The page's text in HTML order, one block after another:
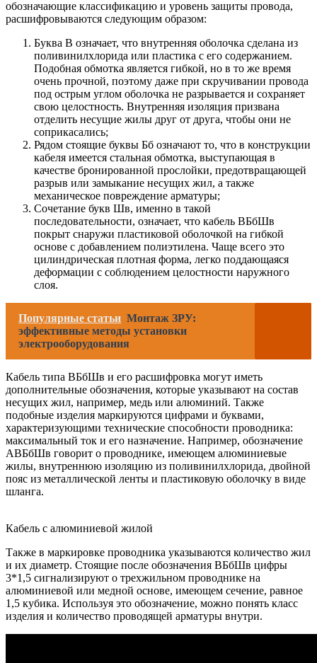
обозначающие классификацию и уровень защиты провода,
расшифровываются следующим образом:
Буква В означает, что внутренняя оболочка сделана из
поливинилхлорида или пластика с его содержанием.
Подобная обмотка является гибкой, но в то же время
очень прочной, поэтому даже при скручивании провода
под острым углом оболочка не разрывается и сохраняет
свою целостность. Внутренняя изоляция призвана
отделить несущие жилы друг от друга, чтобы они не
соприкасались;
Рядом стоящие буквы Бб означают то, что в конструкции
кабеля имеется стальная обмотка, выступающая в
качестве бронированной прослойки, предотвращающей
разрыв или замыкание несущих жил, а также
механическое повреждение арматуры;
Сочетание букв Шв, именно в такой
последовательности, означает, что кабель ВБбШв
покрыт снаружи пластиковой оболочкой на гибкой
основе с добавлением полиэтилена. Чаще всего это
цилиндрическая плотная форма, легко поддающаяся
деформации с соблюдением целостности наружного
слоя.
Популярные статьи Монтаж ЗРУ:
эффективные методы установки
электрооборудования
Кабель типа ВБбШв и его расшифровка могут иметь
дополнительные обозначения, которые указывают на состав
несущих жил, например, медь или алюминий. Также
подобные изделия маркируются цифрами и буквами,
характеризующими технические способности проводника:
максимальный ток и его назначение. Например, обозначение
АВБбШв говорит о проводнике, имеющем алюминиевые
жилы, внутреннюю изоляцию из поливинилхлорида, двойной
пояс из металлической ленты и пластиковую оболочку в виде
шланга.
Кабель с алюминиевой жилой
Также в маркировке проводника указываются количество жил
и их диаметр. Стоящие после обозначения ВБбШв цифры
3*1,5 сигнализируют о трехжильном проводнике на
алюминиевой или медной основе, имеющем сечение, равное
1,5 кубика. Используя это обозначение, можно понять класс
изделия и количество проводящей арматуры внутри.